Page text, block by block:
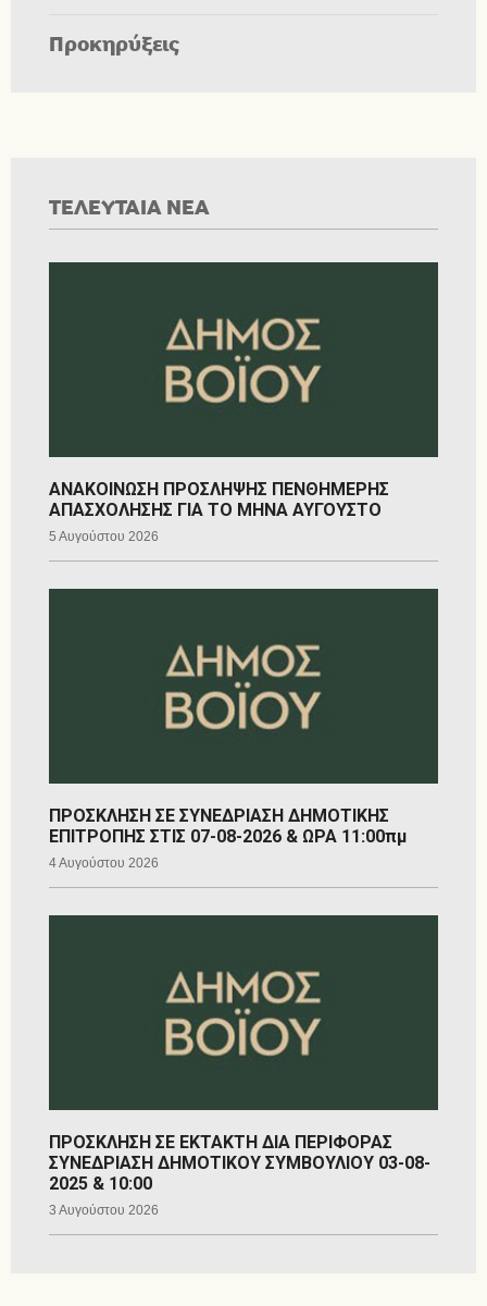
Προκηρύξεις
ΤΕΛΕΥΤΑΙΑ ΝΕΑ
ΑΝΑΚΟΙΝΩΣΗ ΠΡΟΣΛΗΨΗΣ ΠΕΝΘΗΜΕΡΗΣ
ΑΠΑΣΧΟΛΗΣΗΣ ΓΙΑ ΤΟ ΜΗΝΑ ΑΥΓΟΥΣΤΟ
5 Αυγούστου 2026
ΠΡΟΣΚΛΗΣΗ ΣΕ ΣΥΝΕΔΡΙΑΣΗ ΔΗΜΟΤΙΚΗΣ
ΕΠΙΤΡΟΠΗΣ ΣΤΙΣ 07-08-2026 & ΩΡΑ 11:00πμ
4 Αυγούστου 2026
ΠΡΟΣΚΛΗΣΗ ΣΕ ΕΚΤΑΚΤΗ ΔΙΑ ΠΕΡΙΦΟΡΑΣ
ΣΥΝΕΔΡΙΑΣΗ ΔΗΜΟΤΙΚΟΥ ΣΥΜΒΟΥΛΙΟΥ 03-08-
2025 & 10:00
3 Αυγούστου 2026